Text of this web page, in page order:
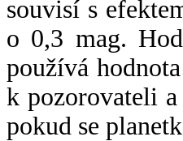
souvisí s
o 0,3 mag.
používá
k pozorovateli
pokud se